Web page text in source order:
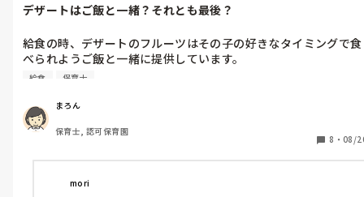
4月に入園してから、今日まで上記のミスがありました。
毎回ちゃんと謝ってくれるし、仕方ないと割り切っていましたが
連絡帳で「入れ間違えてしまい申し訳ありませんでした(T_T)」
とあり顔文字にカチンときました。
保護者になにかしらの迷惑をかけた際、皆さんはどのように謝罪
しますか？
あり得ない！ナメてんのか！？社会人だろ！！考えろよ、立場わき
まえろよ！
って感じです。
次にもし何かあった時は、何か意見されてもいいと思います。
人って、誰にも何も言われないと、それはそれで良くないですから。
保育士は子どもや保護者から社会を学ぶことが、多々ありますから
しかも今の時代って顔文字使うにしても、( ´ ▽ ` )←こういうタイ
デザートはご飯と一緒？それとも最後？
給食の時、デザートのフルーツはその子の好きなタイミングで食
べられようご飯と一緒に提供しています。
なクラスもあります。
その時代や、子どもにあった提供でいいんじゃないかと思います
給食 保育士
まろん
保育士, 認可保育園
8 ・ 08/
mori